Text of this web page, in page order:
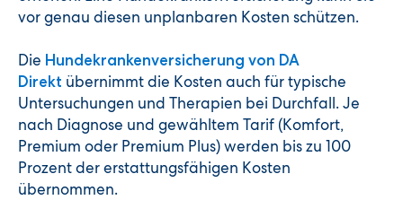
vor genau diesen unplanbaren Kosten schützen.
Die Hundekrankenversicherung von DA
Direkt übernimmt die Kosten auch für typische
Untersuchungen und Therapien bei Durchfall. Je
nach Diagnose und gewähltem Tarif (Komfort,
Premium oder Premium Plus) werden bis zu 100
Prozent der erstattungsfähigen Kosten
übernommen.